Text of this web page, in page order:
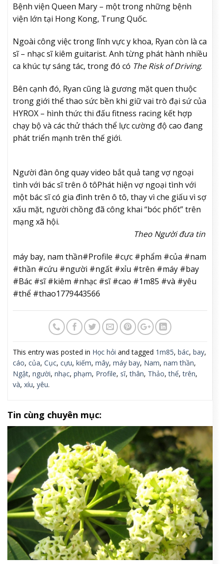
Bệnh viện Queen Mary – một trong những bệnh
viện lớn tại Hong Kong, Trung Quốc.
Ngoài công việc trong lĩnh vực y khoa, Ryan còn là ca
sĩ – nhạc sĩ kiêm guitarist. Anh từng phát hành nhiều
ca khúc tự sáng tác, trong đó có The Risk of Driving.
Bên cạnh đó, Ryan cũng là gương mặt quen thuộc
trong giới thể thao sức bền khi giữ vai trò đại sứ của
HYROX – hình thức thi đấu fitness racing kết hợp
chạy bộ và các thử thách thể lực cường độ cao đang
phát triển mạnh trên thế giới.
Người đàn ông quay video bắt quả tang vợ ngoại
tình với bác sĩ trên ô tôPhát hiện vợ ngoại tình với
một bác sĩ có gia đình trên ô tô, thay vì che giấu vì sợ
xấu mặt, người chồng đã công khai “bóc phốt” trên
mạng xã hội.
Theo Người đưa tin
máy bay, nam thần#Profile #cực #phẩm #của #nam
#thần #cứu #người #ngất #xỉu #trên #máy #bay
#Bác #sĩ #kiêm #nhạc #sĩ #cao #1m85 #và #yêu
#thể #thao1779443566
This entry was posted in Học hỏi and tagged 1m85, bác, bay,
cáo, của, Cục, cựu, kiếm, mây, máy bay, Nam, nam thần,
Ngật, người, nhạc, phạm, Profile, sĩ,thân, Thảo,thể,trên,
và, xíu, yêu.
Tin cùng chuyên mục: